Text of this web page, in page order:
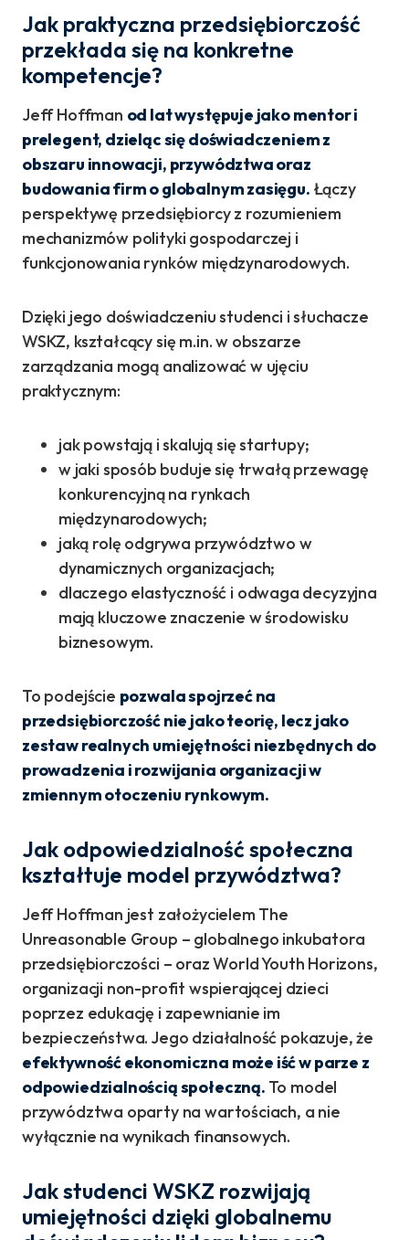
Jak praktyczna przedsiębiorczość
przekłada się na konkretne
kompetencje?
Jeff Hoffman od lat występuje jako mentor i
prelegent, dzieląc się doświadczeniem z
obszaru innowacji, przywództwa oraz
budowania firm o globalnym zasięgu. Łączy
perspektywę przedsiębiorcy z rozumieniem
mechanizmów polityki gospodarczej i
funkcjonowania rynków międzynarodowych.
Dzięki jego doświadczeniu studenci i słuchacze
WSKZ, kształcący się m.in. w obszarze
zarządzania mogą analizować w ujęciu
praktycznym:
jak powstają i skalują się startupy;
w jaki sposób buduje się trwałą przewagę
konkurencyjną na rynkach
międzynarodowych;
jaką rolę odgrywa przywództwo w
dynamicznych organizacjach;
dlaczego elastyczność i odwaga decyzyjna
mają kluczowe znaczenie w środowisku
biznesowym.
To podejście pozwala spojrzeć na
przedsiębiorczość nie jako teorię, lecz jako
zestaw realnych umiejętności niezbędnych do
prowadzenia i rozwijania organizacji w
zmiennym otoczeniu rynkowym.
Jak odpowiedzialność społeczna
kształtuje model przywództwa?
Jeff Hoffman jest założycielem The
Unreasonable Group – globalnego inkubatora
przedsiębiorczości – oraz World Youth Horizons,
organizacji non-profit wspierającej dzieci
poprzez edukację i zapewnianie im
bezpieczeństwa. Jego działalność pokazuje, że
efektywność ekonomiczna może iść w parze z
odpowiedzialnością społeczną. To model
przywództwa oparty na wartościach, a nie
wyłącznie na wynikach finansowych.
Jak studenci WSKZ rozwijają
umiejętności dzięki globalnemu